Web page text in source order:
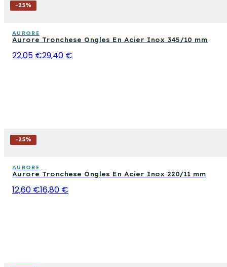
-25%
AURORE
Aurore Tronchese Ongles En Acier Inox 345/10 mm
22,05 €29,40 €
-25%
AURORE
Aurore Tronchese Ongles En Acier Inox 220/11 mm
12,60 €16,80 €